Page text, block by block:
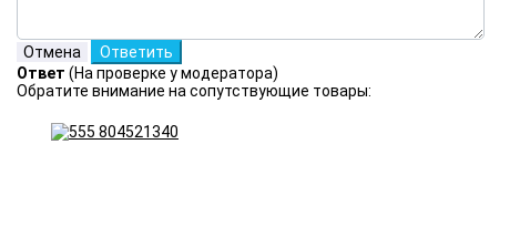
Ответ (На проверке у модератора)
Обратите внимание на сопутствующие товары: